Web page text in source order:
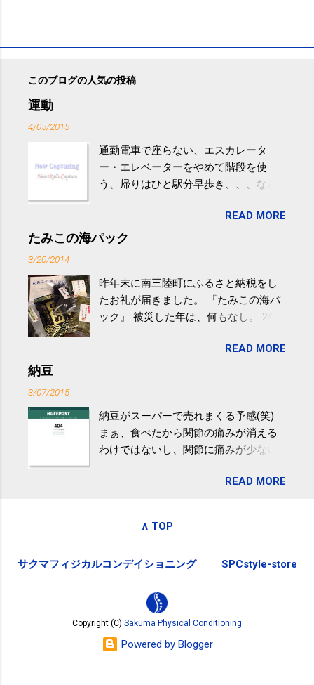
このブログの人気の投稿
運動
4/05/2015
通勤電車で座らない、エスカレータ
ー・エレベーターをやめて階段を使
う、帰りはひと駅分早歩き、、、など
やすい。 スポーツウェア・シューズで
するものだけが運動ではない。 食べ
けると改善する、との結果を筑波大の
研究チームが発表した。改善が期待で
きるのは、過度の飲酒が原因ではない
減らなくても効果があるという。 正田
波大「減量しなくても効果」 - ニュー
ス - アピタル（医療・健康）
READ MORE
たみこの海パック
3/20/2014
昨年末に南三陸町にふるさと納税をし
たお礼が届きました。 『たみこの海パ
ック』 被災した年は、何もなし。 2年
が『たみこの海パック』。 ボランティ
全く考えていなかったので、貰えると
少しづつ復興してる感が伝わってきて
嬉しいです。 あと、ふるさと納税が節
ですが、節税になるほど稼げていない
税務局｜ふるさと納税など個人住民税
READ MORE
納豆
3/07/2015
納豆がスーパーで売れまくる予感(笑)
まぁ、食べたから関節の痛みが消える
わけではないし、関節に痛みが少ない
ど。。 「関節の老化」は、「コンドロ
歳をピークにして、体内で作られる量
代の半分、60代ではそのさらに半分に
起こさないためには、食生活で「コン
ドロイチン」を補うことが大切。そし
て「コンドロイチン」という成分は、
納豆をはじめとしたネバネバ&ヌルヌル
READ MORE
∧ TOP
サクマフィジカルコンデイショニング SPCstyle-store
Copyright (C) Sakuma Physical Conditioning
Powered by Blogger